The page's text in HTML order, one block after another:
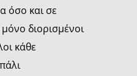
όσο και σε
διορισμένοι
κάθε